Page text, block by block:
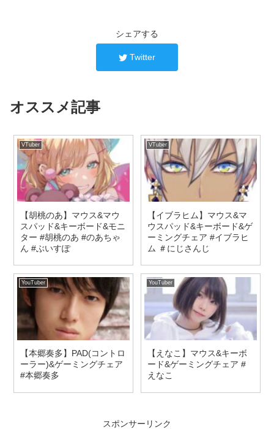
シェアする
Twitter
オススメ記事
VTuber
【胡桃のあ】マウス&マウ
スパッド&キーボード&モニ
ター #胡桃のあ #のあちゃ
ん #ぶいすぽ
VTuber
【イブラヒム】マウス&マ
ウスパッド&キーボード&ゲ
ーミングチェア #イブラヒ
ム ＃にじさんじ
YouTuber
【本郷奏多】PAD(コントロ
ーラー)&ゲーミングチェア
#本郷奏多
YouTuber
【えなこ】マウス&キーボ
ード&ゲーミングチェア #
えなこ
スポンサーリンク